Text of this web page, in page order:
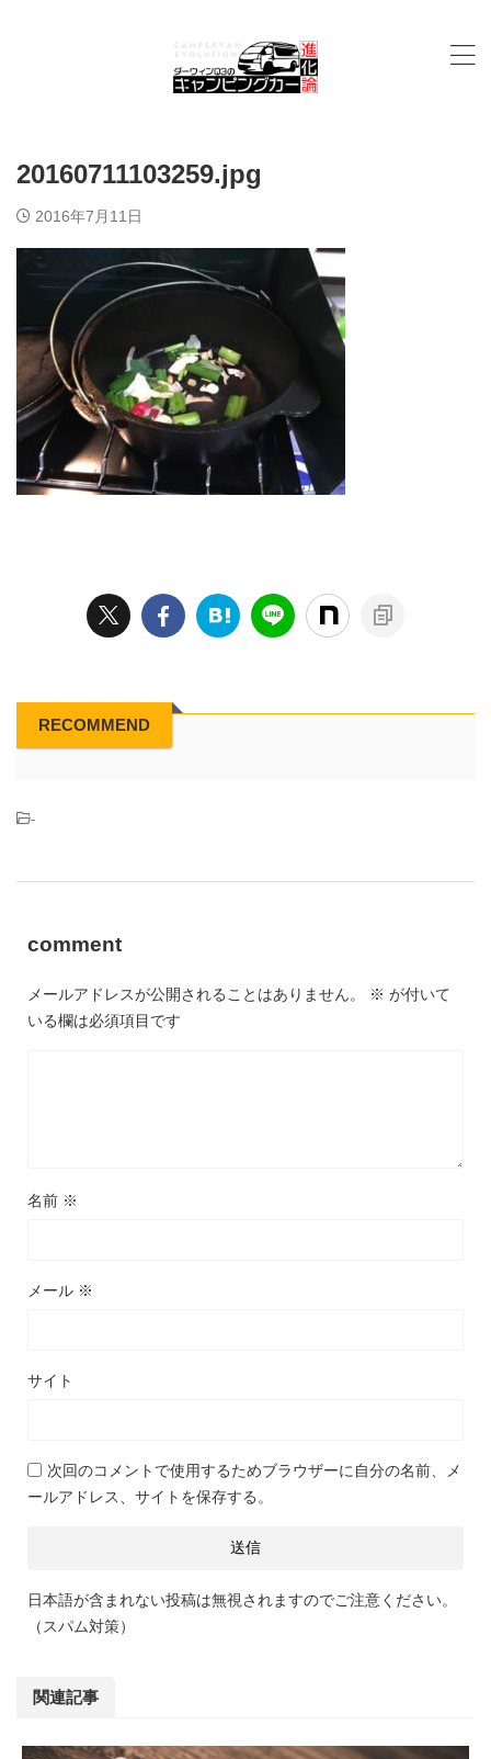
20160711103259.jpg
2016年7月11日
RECOMMEND
-
comment
メールアドレスが公開されることはありません。 ※ が付いて
いる欄は必須項目です
名前 ※
メール ※
サイト
次回のコメントで使用するためブラウザーに自分の名前、メ
ールアドレス、サイトを保存する。
日本語が含まれない投稿は無視されますのでご注意ください。
（スパム対策）
関連記事